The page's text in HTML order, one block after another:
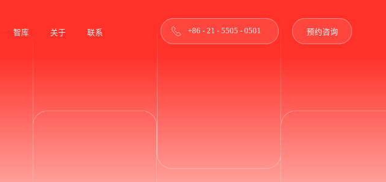
智库
关于
联系
+86 - 21 - 5505 - 0501 预约咨询